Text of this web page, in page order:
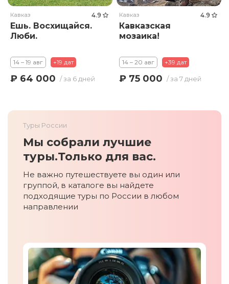
Кавказ 4.9
Ешь. Восхищайся.
Люби.
14 – 19 авг +19 дат
₽ 64 000 / за 6 дней
Кавказ 4.9
Кавказская
мозаика!
14 – 20 авг +39 дат
₽ 75 000 / за 7 дней
Туры России
Мы собрали лучшие
туры.Только для вас.
Не важно путешествуете вы один или
группой, в каталоге вы найдете
подходящие туры по России в любом
направлении